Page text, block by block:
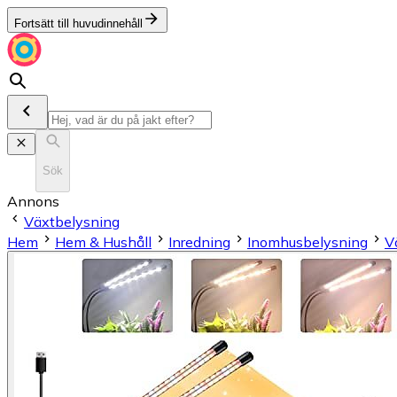
Fortsätt till huvudinnehåll
Sök
Annons
Växtbelysning
Hem
Hem & Hushåll Inredning Inomhusbelysning